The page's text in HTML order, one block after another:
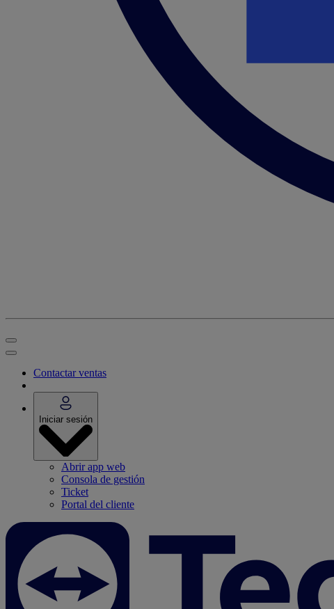
Contactar ventas
Iniciar sesión
Abrir app web
Consola de gestión
Ticket
Portal del cliente